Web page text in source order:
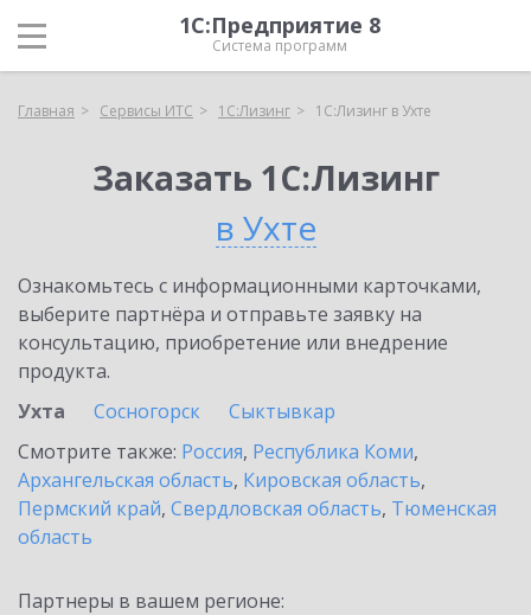
1С:Предприятие 8
Система программ
Главная Сервисы ИТС 1С:Лизинг 1С:Лизинг в Ухте
Заказать 1С:Лизинг
в Ухте
Ознакомьтесь с информационными карточками,
выберите партнёра и отправьте заявку на
консультацию, приобретение или внедрение
продукта.
Ухта
Сосногорск
Сыктывкар
Смотрите также: Россия, Республика Коми,
Архангельская область, Кировская область,
Пермский край, Свердловская область, Тюменская
область
Партнеры в вашем регионе: